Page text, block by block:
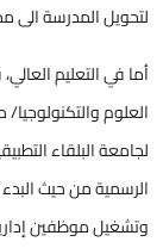
لتحويل المدرسة الى
أما في التعليم
العلوم والتكنولوجيا/
لجامعة البلقاء
الرسمية من حيث البدء
وتشغيل موظفين